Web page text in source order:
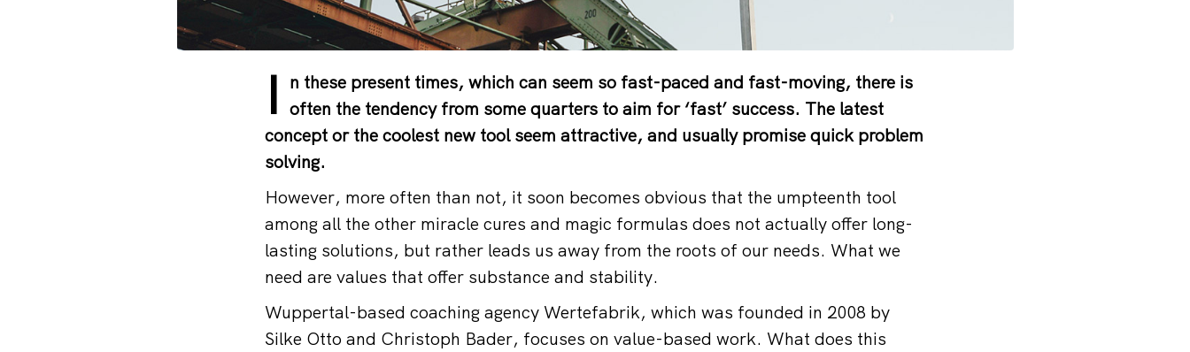
I n these present times, which can seem so fast-paced and fast-moving, there is
often the tendency from some quarters to aim for ‘fast’ success. The latest
concept or the coolest new tool seem attractive, and usually promise quick problem
solving.
However, more often than not, it soon becomes obvious that the umpteenth tool
among all the other miracle cures and magic formulas does not actually offer long-
lasting solutions, but rather leads us away from the roots of our needs. What we
need are values that offer substance and stability.
Wuppertal-based coaching agency Wertefabrik, which was founded in 2008 by
Silke Otto and Christoph Bader, focuses on value-based work. What does this